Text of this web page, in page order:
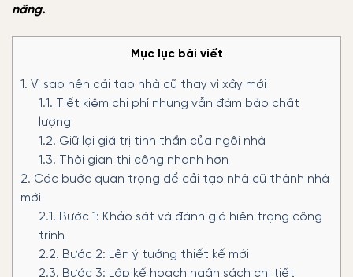
năng.
Mục lục bài viết
1. Vì sao nên cải tạo nhà cũ thay vì xây mới
1.1. Tiết kiệm chi phí nhưng vẫn đảm bảo chất
lượng
1.2. Giữ lại giá trị tinh thần của ngôi nhà
1.3. Thời gian thi công nhanh hơn
2. Các bước quan trọng để cải tạo nhà cũ thành nhà
mới
2.1. Bước 1: Khảo sát và đánh giá hiện trạng công
trình
2.2. Bước 2: Lên ý tưởng thiết kế mới
2.3. Bước 3: Lập kế hoạch ngân sách chi tiết